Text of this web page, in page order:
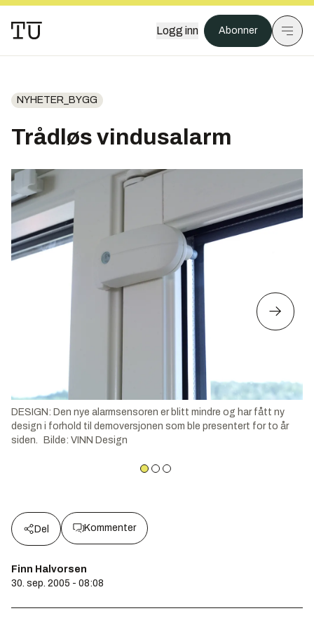
Logg inn Abonner
NYHETER_BYGG
Trådløs vindusalarm
DESIGN: Den nye alarmsensoren er blitt mindre og har fått ny
design i forhold til demoversjonen som ble presentert for to år
siden.
Bilde: VINN Design
Del Kommenter
Finn Halvorsen
30. sep. 2005 - 08:08